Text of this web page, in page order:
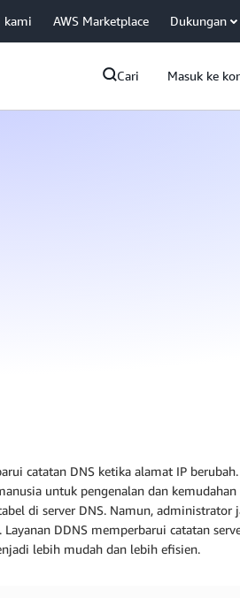
kami AWS Marketplace Dukungan
Cari Masuk ke
catatan DNS ketika alamat IP
untuk pengenalan dan kemudahan
di server DNS. Namun, administrator
DDNS memperbarui catatan
lebih mudah dan lebih efisien.